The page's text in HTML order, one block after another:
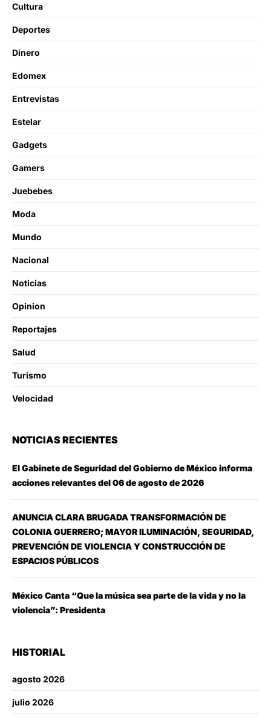
Cultura
Deportes
Dinero
Edomex
Entrevistas
Estelar
Gadgets
Gamers
Juebebes
Moda
Mundo
Nacional
Noticias
Opinion
Reportajes
Salud
Turismo
Velocidad
NOTICIAS RECIENTES
El Gabinete de Seguridad del Gobierno de México informa
acciones relevantes del 06 de agosto de 2026
ANUNCIA CLARA BRUGADA TRANSFORMACIÓN DE
COLONIA GUERRERO; MAYOR ILUMINACIÓN, SEGURIDAD,
PREVENCIÓN DE VIOLENCIA Y CONSTRUCCIÓN DE
ESPACIOS PÚBLICOS
México Canta “Que la música sea parte de la vida y no la
violencia”: Presidenta
HISTORIAL
agosto 2026
julio 2026